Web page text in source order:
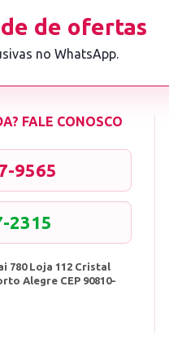
de ofertas
no WhatsApp.
FALE CONOSCO
9565
2315
780 Loja 112 Cristal
Alegre CEP 90810-